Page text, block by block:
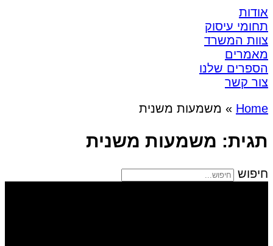
אודות
תחומי עיסוק
צוות המשרד
מאמרים
הספרים שלנו
צור קשר
Home
» משמעות משנית
תגית: משמעות משנית
חיפוש